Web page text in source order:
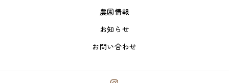
農園情報
お知らせ
お問い合わせ